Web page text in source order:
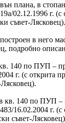
плана, в
02.12.1996 г. (с
съвет-
в него
подробно
140 по ПУП –
г. (с открита
кв. 140 по ПУП
16.02.2004 г. (с
съвет-